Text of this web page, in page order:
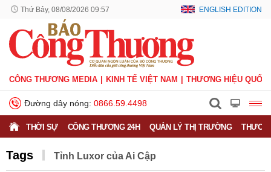
Thứ Bảy, 08/08/2026 09:57 ENGLISH EDITION
CÔNG THƯƠNG MEDIA KINH TẾ VIỆT NAM THƯƠNG HIỆU QUỐC
Đường dây nóng: 0866.59.4498
THỜI SỰ CÔNG THƯƠNG 24H QUẢN LÝ THỊ TRƯỜNG
Tags Tỉnh Luxor của Ai Cập